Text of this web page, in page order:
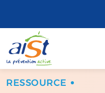
RESSOURCE